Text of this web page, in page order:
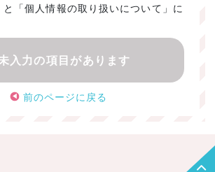
した個人情報は、以下のためにのみ利用い
対する回答及び資料送付のご連絡
けサービスの提供
・改善のための分析
と「個人情報の取り扱いについて」に
入力の項目があります
前のページに戻る